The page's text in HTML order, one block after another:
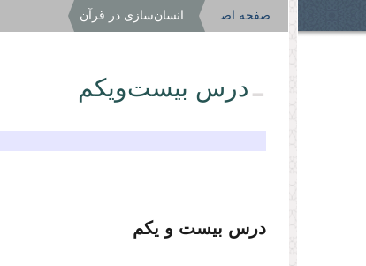
صفحه اصلی انسان‌سازی در قرآن
درس بیست‌ویكم
درس بیست و یكم